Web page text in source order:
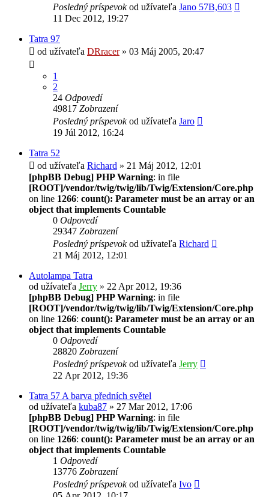
Posledný príspevokod užívateľa Jano 57B,603
11 Dec 2012, 19:27
Tatra 97
od užívateľa DRracer» 03 Máj 2005, 20:47
1
2
24 Odpovedí
49817 Zobrazení
Posledný príspevokod užívateľa Jaro
19 Júl 2012, 16:24
Tatra 52
od užívateľa Richard » 21 Máj 2012, 12:01
[phpBB Debug] PHP Warning: in file
[ROOT]/vendor/twig/twig/lib/Twig/Extension/Core.php
on line 1266: count(): Parameter must be an array or an
object that implements Countable
0 Odpovedí
29347 Zobrazení
Posledný príspevokod užívateľa Richard
21 Máj 2012, 12:01
Autolampa Tatra
od užívateľa Jerry » 22 Apr 2012, 19:36
[phpBB Debug] PHP Warning: in file
[ROOT]/vendor/twig/twig/lib/Twig/Extension/Core.php
on line 1266: count(): Parameter must be an array or an
object that implements Countable
0 Odpovedí
28820 Zobrazení
Posledný príspevokod užívateľa Jerry
22 Apr 2012, 19:36
Tatra 57 A barva předních světel
od užívateľa kuba87 » 27 Mar 2012, 17:06
[phpBB Debug] PHP Warning: in file
[ROOT]/vendor/twig/twig/lib/Twig/Extension/Core.php
on line 1266: count(): Parameter must be an array or an
object that implements Countable
1 Odpovedí
13776 Zobrazení
Posledný príspevokod užívateľa Ivo